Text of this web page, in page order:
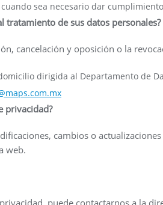
sea necesario dar
tratamiento de sus datos personales?
cancelación y oposición o la
dirigida al Departamento de
privacidad?
cambios o
web.
puede contactarnos a la